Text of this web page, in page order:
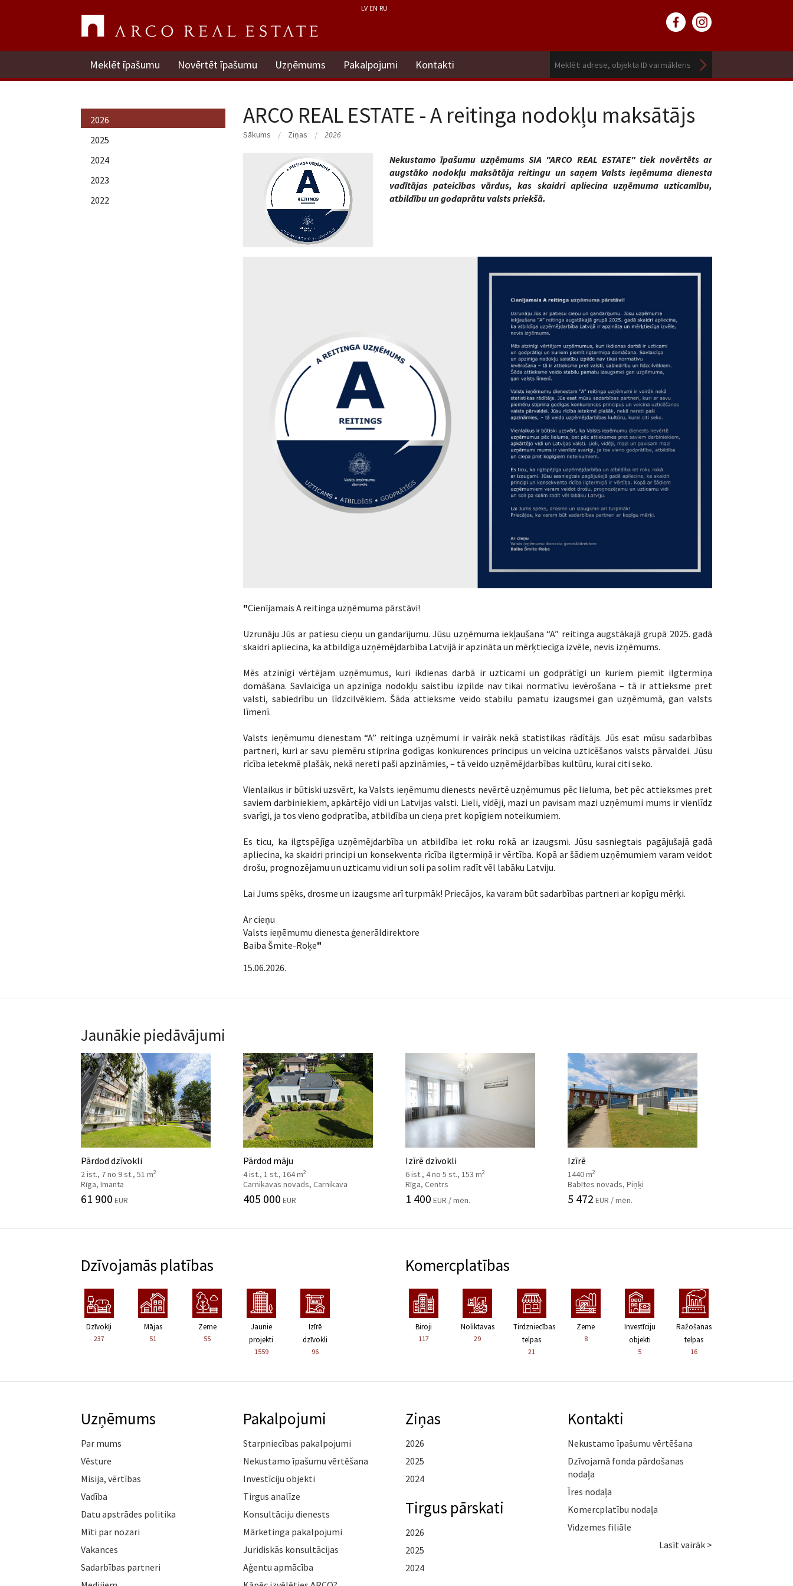
LV EN RU
Meklēt īpašumu Novērtēt īpašumu Uzņēmums Pakalpojumi Kontakti
2026
2025
2024
2023
2022
ARCO REAL ESTATE - A reitinga nodokļu maksātājs
Sākums Ziņas 2026
Nekustamo īpašumu uzņēmums SIA "ARCO REAL ESTATE" tiek novērtēts ar
augstāko nodokļu maksātāja reitingu un saņem Valsts ieņēmuma dienesta
vadītājas pateicības vārdus, kas skaidri apliecina uzņēmuma uzticamību,
atbildību un godaprātu valsts priekšā.
"Cienījamais A reitinga uzņēmuma pārstāvi!
Uzrunāju Jūs ar patiesu cieņu un gandarījumu. Jūsu uzņēmuma iekļaušana “A” reitinga augstākajā grupā 2025. gadā
skaidri apliecina, ka atbildīga uzņēmējdarbība Latvijā ir apzināta un mērķtiecīga izvēle, nevis izņēmums.
Mēs atzinīgi vērtējam uzņēmumus, kuri ikdienas darbā ir uzticami un godprātīgi un kuriem piemīt ilgtermiņa
domāšana. Savlaicīga un apzinīga nodokļu saistību izpilde nav tikai normatīvu ievērošana – tā ir attieksme pret
valsti, sabiedrību un līdzcilvēkiem. Šāda attieksme veido stabilu pamatu izaugsmei gan uzņēmumā, gan valsts
līmenī.
Valsts ieņēmumu dienestam “A” reitinga uzņēmumi ir vairāk nekā statistikas rādītājs. Jūs esat mūsu sadarbības
partneri, kuri ar savu piemēru stiprina godīgas konkurences principus un veicina uzticēšanos valsts pārvaldei. Jūsu
rīcība ietekmē plašāk, nekā nereti paši apzināmies, – tā veido uzņēmējdarbības kultūru, kurai citi seko.
Vienlaikus ir būtiski uzsvērt, ka Valsts ieņēmumu dienests nevērtē uzņēmumus pēc lieluma, bet pēc attieksmes pret
saviem darbiniekiem, apkārtējo vidi un Latvijas valsti. Lieli, vidēji, mazi un pavisam mazi uzņēmumi mums ir vienlīdz
svarīgi, ja tos vieno godpratība, atbildība un cieņa pret kopīgiem noteikumiem.
Es ticu, ka ilgtspējīga uzņēmējdarbība un atbildība iet roku rokā ar izaugsmi. Jūsu sasniegtais pagājušajā gadā
apliecina, ka skaidri principi un konsekventa rīcība ilgtermiņā ir vērtība. Kopā ar šādiem uzņēmumiem varam veidot
drošu, prognozējamu un uzticamu vidi un soli pa solim radīt vēl labāku Latviju.
Lai Jums spēks, drosme un izaugsme arī turpmāk! Priecājos, ka varam būt sadarbības partneri ar kopīgu mērķi.
Ar cieņu
Valsts ieņēmumu dienesta ģenerāldirektore
Baiba Šmite-Roķe"
15.06.2026.
Jaunākie piedāvājumi
Pārdod dzīvokli
2 ist., 7 no 9 st., 51 m2
Rīga, Imanta
61 900 EUR
Pārdod māju
4 ist., 1 st., 164 m2
Carnikavas novads, Carnikava
405 000 EUR
Izīrē dzīvokli
6 ist., 4 no 5 st., 153 m2
Rīga, Centrs
1 400 EUR / mēn.
Izīrē
1440 m2
Babītes novads, Piņķi
5 472 EUR / mēn.
Dzīvojamās platības
Dzīvokļi
237
Mājas
51
Zeme
55
Jaunie
projekti
1559
Izīrē
dzīvokli
96
Komercplatības
Biroji
117
Noliktavas
29
Tirdzniecības
telpas
21
Zeme
8
Investīciju
objekti
5
Ražošanas
telpas
16
Uzņēmums
Par mums
Vēsture
Misija, vērtības
Vadība
Datu apstrādes politika
Mīti par nozari
Vakances
Sadarbības partneri
Pakalpojumi
Starpniecības pakalpojumi
Nekustamo īpašumu vērtēšana
Investīciju objekti
Tirgus analīze
Konsultāciju dienests
Mārketinga pakalpojumi
Juridiskās konsultācijas
Aģentu apmācība
Ziņas
2026
2025
2024
Tirgus pārskati
2026
2025
2024
Kontakti
Nekustamo īpašumu vērtēšana
Dzīvojamā fonda pārdošanas
nodaļa
Īres nodaļa
Komercplatību nodaļa
Vidzemes filiāle
Lasīt vairāk >